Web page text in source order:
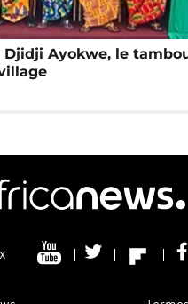
Djidji Ayokwe, le